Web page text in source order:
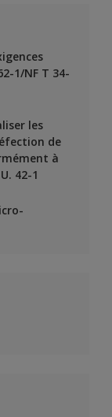
1/NF T 34-
les
de
à
42-1